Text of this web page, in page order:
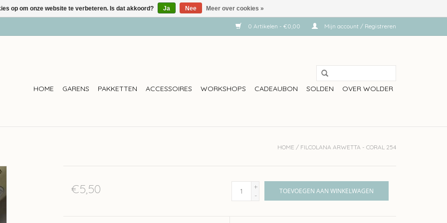
0 Artikelen - €0,00 Mijn account / Registreren
HOME GARENS PAKKETTEN ACCESSOIRES WORKSHOPS CADEAUBON SOLDEN OVER WOLDER
HOME / FILCOLANA ARWETTA - CORAL 254
€5,50
+
-
TOEVOEGEN AAN WINKELWAGEN
op om onze website te verbeteren. Is dat akkoord? Ja Nee Meer over cookies »